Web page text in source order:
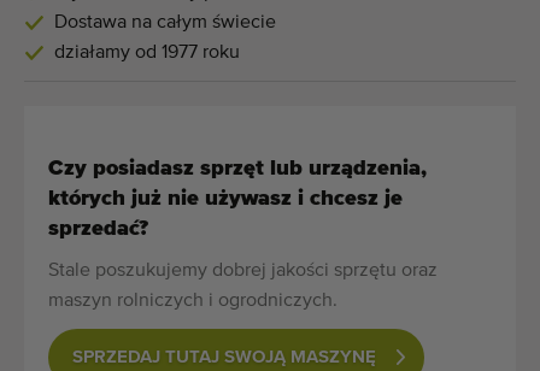
Dostawa na całym świecie
działamy od 1977 roku
Czy posiadasz sprzęt lub urządzenia,
których już nie używasz i chcesz je
sprzedać?
Stale poszukujemy dobrej jakości sprzętu oraz
maszyn rolniczych i ogrodniczych.
SPRZEDAJ TUTAJ SWOJĄ MASZYNĘ